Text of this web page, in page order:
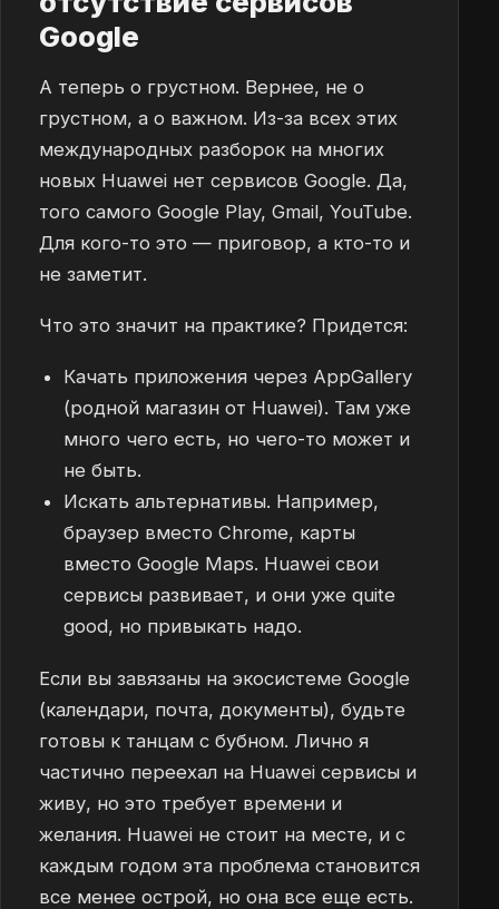
Google
А теперь о грустном. Вернее, не о
грустном, а о важном. Из-за всех этих
международных разборок на многих
новых Huawei нет сервисов Google. Да,
того самого Google Play, Gmail, YouTube.
Для кого-то это — приговор, а кто-то и
не заметит.
Что это значит на практике? Придется:
Качать приложения через AppGallery
(родной магазин от Huawei). Там уже
много чего есть, но чего-то может и
не быть.
Искать альтернативы. Например,
браузер вместо Chrome, карты
вместо Google Maps. Huawei свои
сервисы развивает, и они уже quite
good, но привыкать надо.
Если вы завязаны на экосистеме Google
(календари, почта, документы), будьте
готовы к танцам с бубном. Лично я
частично переехал на Huawei сервисы и
живу, но это требует времени и
желания. Huawei не стоит на месте, и с
каждым годом эта проблема становится
все менее острой, но она все еще есть.